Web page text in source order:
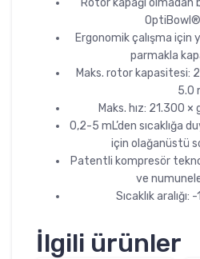
OptiBowl®
Ergonomik çalışma
parmakla
Maks. rotor kapasitesi:
5.0
Maks. hız: 21.300
0,2-5 mL’den sıcaklığa
için olağanüstü
Patentli kompresör
ve
Sıcaklık aralığı:
İlgili ürünler